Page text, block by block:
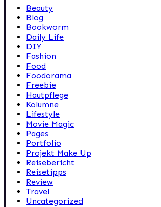
Beauty
Blog
Bookworm
Daily Life
DIY
Fashion
Food
Foodorama
Freebie
Hautpflege
Kolumne
Lifestyle
Movie Magic
Pages
Portfolio
Projekt Make Up
Reisebericht
Reisetipps
Review
Travel
Uncategorized